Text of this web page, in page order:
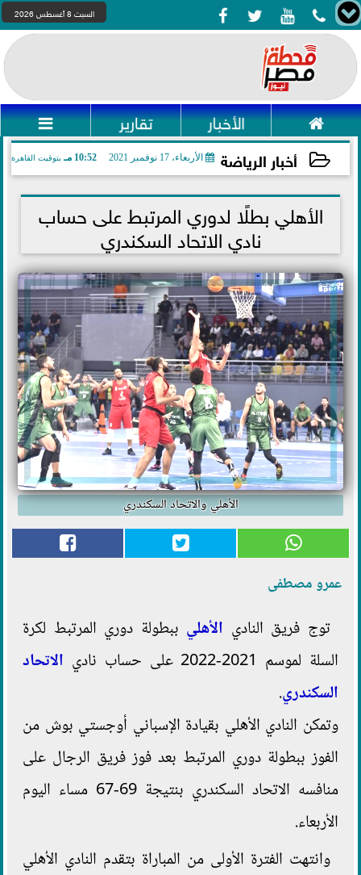
    السبت 8 أغسطس 2026
 الأخبار تقارير 
أخبار الرياضة الأربعاء، 17 نوفمبر 2021 10:52 مـ بتوقيت القاهرة
2021-11-17 22:52:06الأهلي بطلًا لدوري المرتبط على حساب
نادي الاتحاد السكندري
الأهلي والاتحاد السكندري
عمرو مصطفى
توج فريق النادي الأهلي ببطولة دوري المرتبط لكرة
السلة لموسم 2021-2022 على حساب نادي
الاتحاد
السكندري.
وتمكن النادي الأهلي بقيادة الإسباني أوجستي بوش من
الفوز ببطولة دوري المرتبط بعد فوز فريق الرجال على
منافسه الاتحاد السكندري بنتيجة 69-67 مساء اليوم
الأربعاء.
وانتهت الفترة الأولى من المباراة بتقدم النادي الأهلي